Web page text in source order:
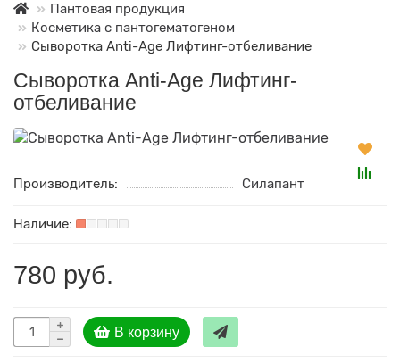
Пантовая продукция
Косметика с пантогематогеном
Сыворотка Anti-Age Лифтинг-отбеливание
Сыворотка Anti-Age Лифтинг-
отбеливание
Производитель: Силапант
780 руб.
В корзину